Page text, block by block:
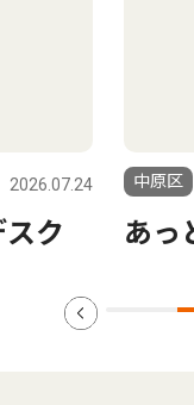
2026.07.24
ク
中原区
あっ